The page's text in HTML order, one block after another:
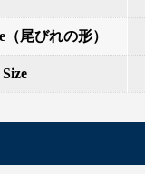
尾びれの形）
Size